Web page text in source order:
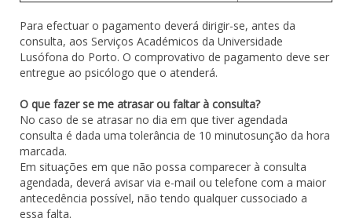
Para efectuar o pagamento deverá dirigir-se, antes da
consulta, aos Serviços Académicos da Universidade
Lusófona do Porto. O comprovativo de pagamento deve ser
entregue ao psicólogo que o atenderá.
O que fazer se me atrasar ou faltar à consulta?
No caso de se atrasar no dia em que tiver agendada
consulta é dada uma tolerância de 10 minutosunção da hora
marcada.
Em situações em que não possa comparecer à consulta
agendada, deverá avisar via e-mail ou telefone com a maior
antecedência possível, não tendo qualquer cussociado a
essa falta.